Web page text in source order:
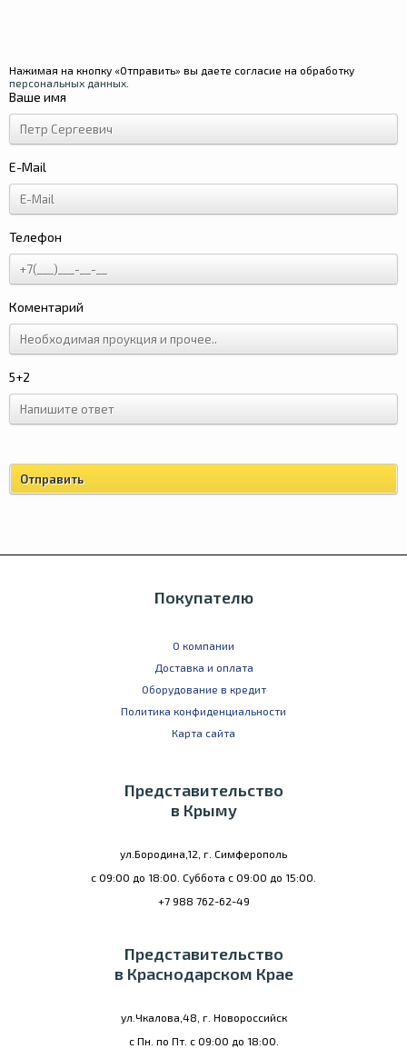
Ваше имя
E-Mail
Телефон
Коментарий
5+2
Нажимая на кнопку «Отправить» вы даете согласие на обработку
персональных данных
Покупателю
О компании
Доставка и оплата
Оборудование в кредит
Политика конфиденциальности
Карта сайта
Представительство
в Крыму
ул.Бородина,12, г. Симферополь
с 09:00 до 18:00. Суббота с 09:00 до 15:00.
+7 988 762-62-49
Представительство
в Краснодарском Крае
ул.Чкалова,48, г. Новороссийск
с Пн. по Пт. с 09:00 до 18:00.